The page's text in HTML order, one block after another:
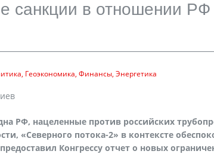
санкции в отношении РФ
Геоэкономика Финансы Энергетика
РФ, нацеленные против российских
«Северного потока-2» в контексте
Конгрессу отчет о новых